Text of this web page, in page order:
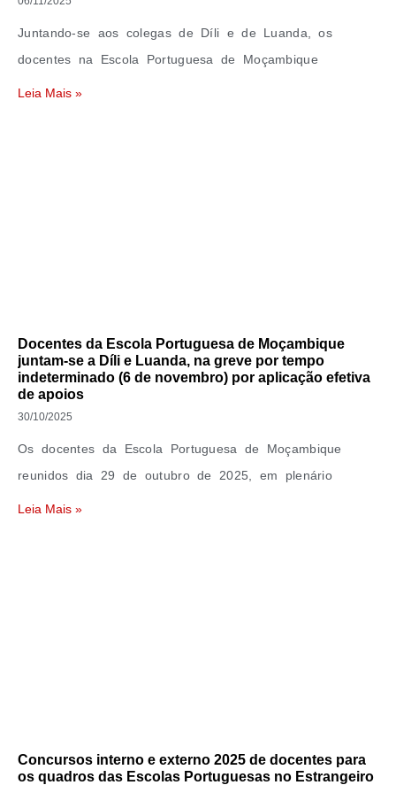
Juntando-se aos colegas de Díli e de Luanda, os
docentes na Escola Portuguesa de Moçambique
Leia Mais »
Docentes da Escola Portuguesa de Moçambique
juntam-se a Díli e Luanda, na greve por tempo
indeterminado (6 de novembro) por aplicação efetiva
de apoios
30/10/2025
Os docentes da Escola Portuguesa de Moçambique
reunidos dia 29 de outubro de 2025, em plenário
Leia Mais »
Concursos interno e externo 2025 de docentes para
os quadros das Escolas Portuguesas no Estrangeiro